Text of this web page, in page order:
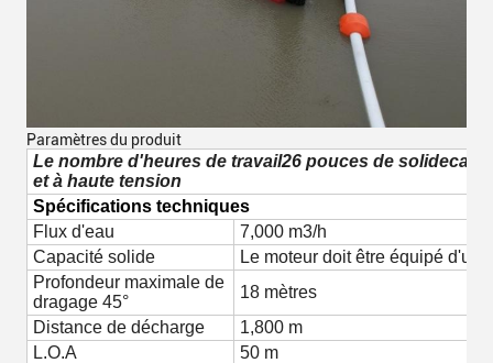
Paramètres du produit
Le nombre d'heures de travail26 pouces de solide
et à haute tension
Spécifications techniques
Flux d'eau
7,000 m3/h
Capacité solide
Le moteur doit être équipé d'un
Profondeur maximale de
dragage 45°
18 mètres
Distance de décharge
1,800 m
L.O.A
50 m